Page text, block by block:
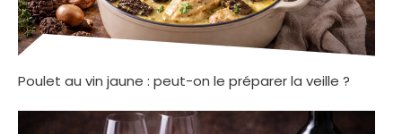
Poulet au vin jaune : peut-on le préparer la veille ?